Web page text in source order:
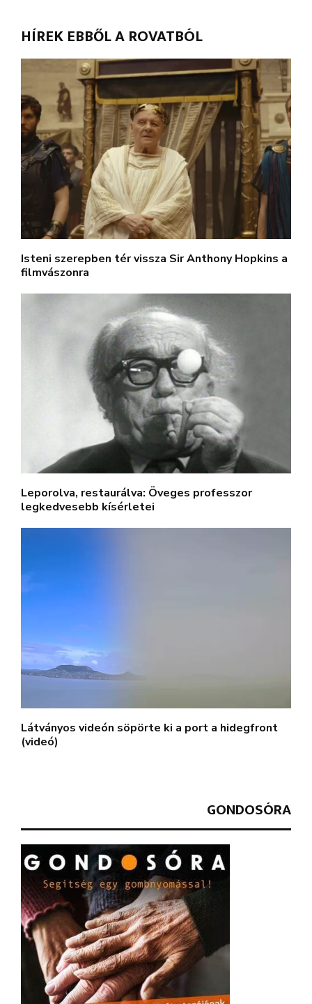
HÍREK EBBŐL A ROVATBÓL
Isteni szerepben tér vissza Sir Anthony Hopkins a
filmvászonra
Leporolva, restaurálva: Öveges professzor
legkedvesebb kísérletei
Látványos videón söpörte ki a port a hidegfront
(videó)
GONDOSÓRA